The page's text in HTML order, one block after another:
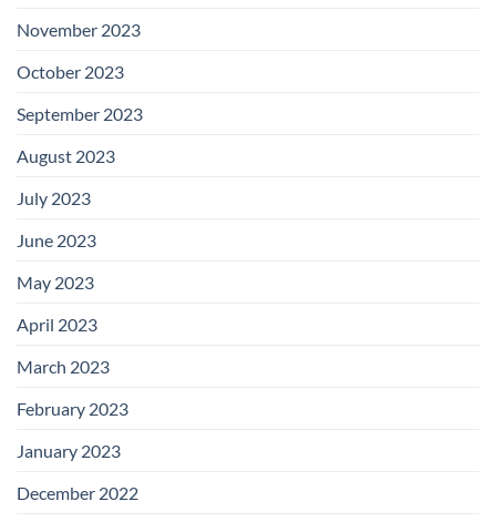
November 2023
October 2023
September 2023
August 2023
July 2023
June 2023
May 2023
April 2023
March 2023
February 2023
January 2023
December 2022